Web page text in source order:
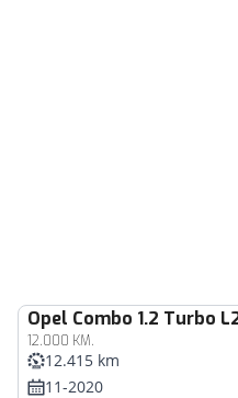
Opel Combo 1.2 Turbo
12.000 KM.
12.415 km
11-2020